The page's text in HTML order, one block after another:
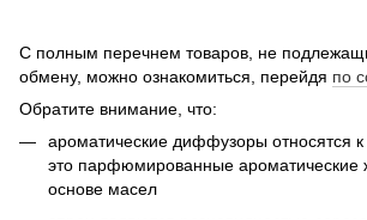
С полным перечнем товаров, не
обмену, можно ознакомиться, перейдя по
Обратите внимание, что:
ароматические диффузоры относятся
это парфюмированные ароматические
основе масел